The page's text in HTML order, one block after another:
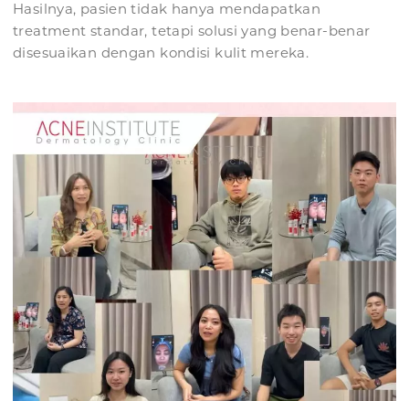
Hasilnya, pasien tidak hanya mendapatkan
treatment standar, tetapi solusi yang benar-benar
disesuaikan dengan kondisi kulit mereka.